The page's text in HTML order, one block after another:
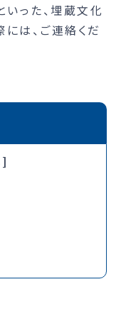
いった、埋蔵文化
は、ご連絡くだ